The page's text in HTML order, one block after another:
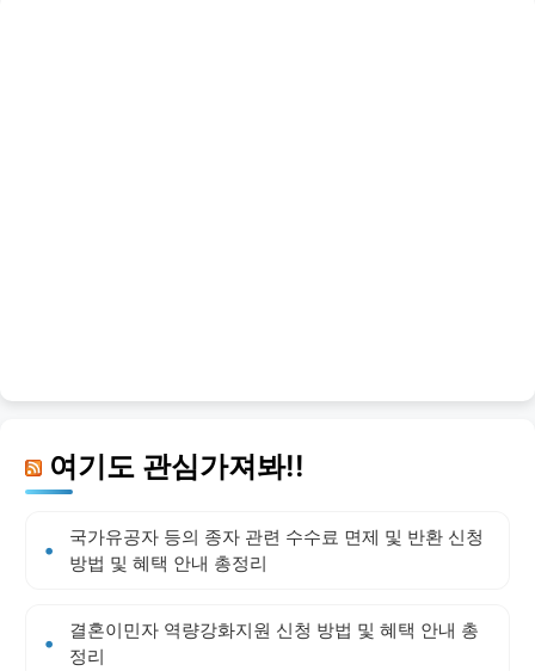
여기도 관심가져봐!!
국가유공자 등의 종자 관련 수수료 면제 및 반환 신청
방법 및 혜택 안내 총정리
결혼이민자 역량강화지원 신청 방법 및 혜택 안내 총
정리